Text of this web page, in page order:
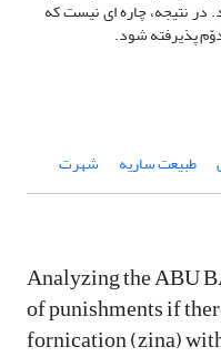
در نتیجه، چاره ای نیست که
پذیرفته شود.
طبیعت ساریه شهرت
Analyzing the ABU
of punishments if
fornication (zina)